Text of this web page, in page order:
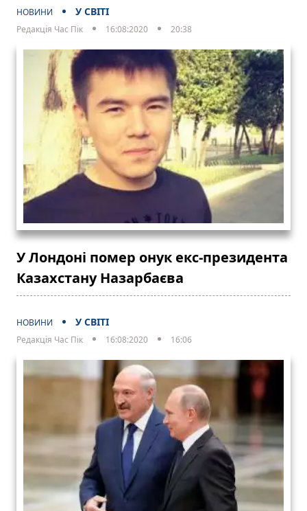
НОВИНИ У СВІТІ
Редакція Час Пік 16:08:2020 20:38
У Лондоні помер онук екс-президента
Казахстану Назарбаєва
НОВИНИ У СВІТІ
Редакція Час Пік 16:08:2020 16:06